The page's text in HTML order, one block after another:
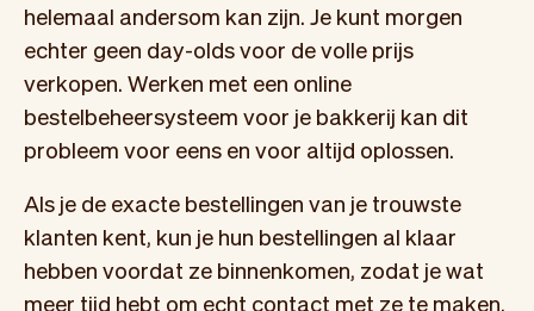
helemaal andersom kan zijn. Je kunt morgen
echter geen day-olds voor de volle prijs
verkopen. Werken met een online
bestelbeheersysteem voor je bakkerij kan dit
probleem voor eens en voor altijd oplossen.
Als je de exacte bestellingen van je trouwste
klanten kent, kun je hun bestellingen al klaar
hebben voordat ze binnenkomen, zodat je wat
meer tijd hebt om echt contact met ze te maken.